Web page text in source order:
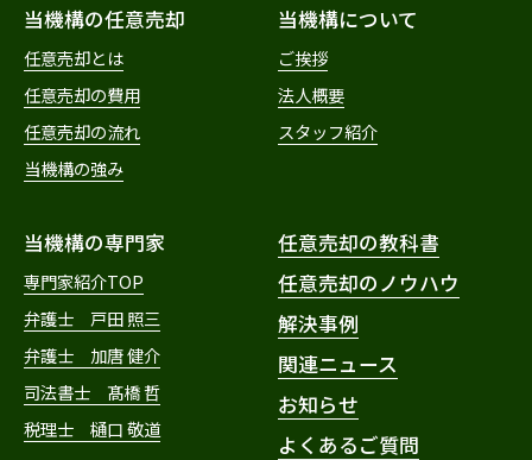
当機構の任意売却
任意売却とは
任意売却の費用
任意売却の流れ
当機構の強み
当機構について
ご挨拶
法人概要
スタッフ紹介
当機構の専門家
専門家紹介TOP
弁護士 戸田 照三
弁護士 加唐 健介
司法書士 髙橋 哲
税理士 樋口 敬道
任意売却の教科書
任意売却のノウハウ
解決事例
関連ニュース
お知らせ
よくあるご質問